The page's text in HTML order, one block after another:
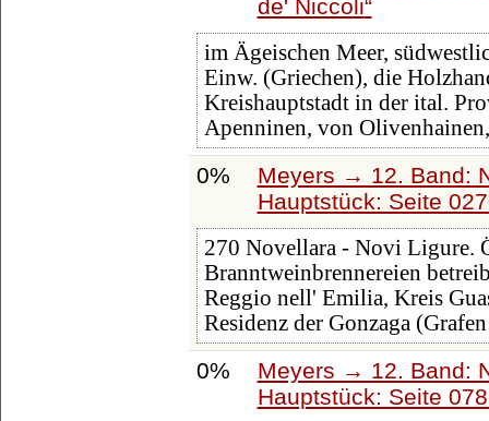
de' Niccoli
im Ägeischen Meer,
Einw. (Griechen), die
Kreishauptstadt in der ital.
Apenninen, von
0%
Meyers → 12. Band:
Hauptstück: Seite
270 Novellara - Novi Ligure.
Branntweinbrennereien
Reggio nell' Emilia, Kreis
Residenz der Gonzaga
0%
Meyers → 12. Band:
Hauptstück: Seite